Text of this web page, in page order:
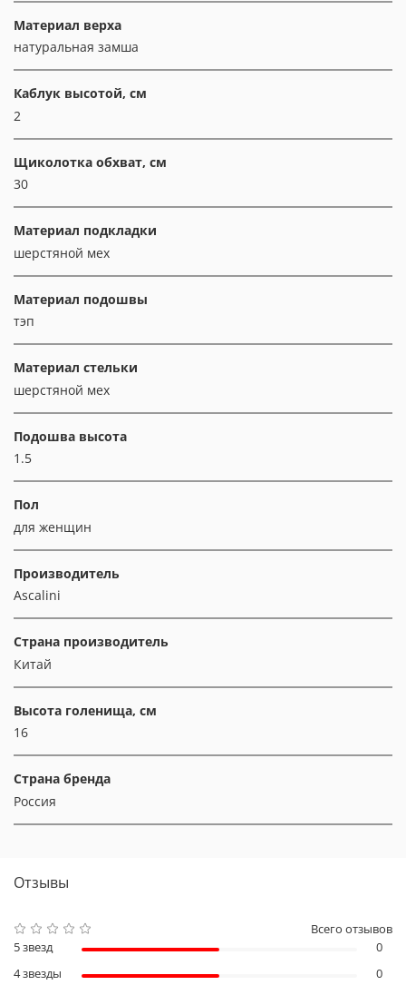
Материал верха
натуральная замша
Каблук высотой, см
2
Щиколотка обхват, см
30
Материал подкладки
шерстяной мех
Материал подошвы
тэп
Материал стельки
шерстяной мех
Подошва высота
1.5
Пол
для женщин
Производитель
Ascalini
Страна производитель
Китай
Высота голенища, см
16
Страна бренда
Россия
Отзывы
Всего отзывов
5 звезд
0
4 звезды
0